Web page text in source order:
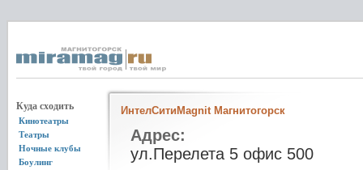
Куда сходить
Кинотеатры
Театры
Ночные клубы
Боулинг
ИнтелСитиMagnit Магнитогорск
Адрес:
ул.Перелета 5 офис 500